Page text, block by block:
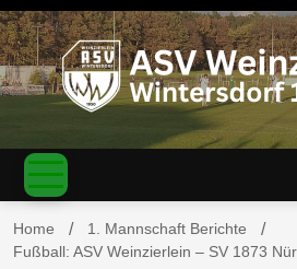
S
k
i
p
c
Home
1. Mannschaft Berichte
Fußball: ASV Weinzierlein – SV 1873